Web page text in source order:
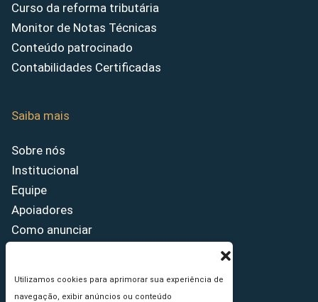
Utilizamos cookies para aprimorar sua experiência de
navegação, exibir anúncios ou conteúdo
Curso da reforma tributária
Monitor de Notas Técnicas
Conteúdo patrocinado
Contabilidades Certificadas
Saiba mais
Sobre nós
Institucional
Equipe
Apoiadores
Como anunciar